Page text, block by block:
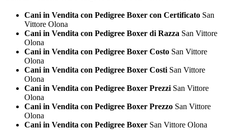
Cani in Vendita con Pedigree Boxer con Certificato San
Vittore Olona
Cani in Vendita con Pedigree Boxer di Razza San Vittore
Olona
Cani in Vendita con Pedigree Boxer Costo San Vittore
Olona
Cani in Vendita con Pedigree Boxer Costi San Vittore
Olona
Cani in Vendita con Pedigree Boxer Prezzi San Vittore
Olona
Cani in Vendita con Pedigree Boxer Prezzo San Vittore
Olona
Cani in Vendita con Pedigree Boxer San Vittore Olona